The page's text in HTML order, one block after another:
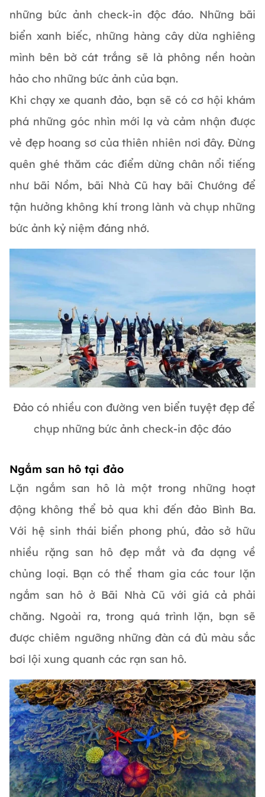
những bức ảnh check-in độc đáo. Những bãi
biển xanh biếc, những hàng cây dừa nghiêng
mình bên bờ cát trắng sẽ là phông nền hoàn
hảo cho những bức ảnh của bạn.
Khi chạy xe quanh đảo, bạn sẽ có cơ hội khám
phá những góc nhìn mới lạ và cảm nhận được
vẻ đẹp hoang sơ của thiên nhiên nơi đây. Đừng
quên ghé thăm các điểm dừng chân nổi tiếng
như bãi Nồm, bãi Nhà Cũ hay bãi Chướng để
tận hưởng không khí trong lành và chụp những
bức ảnh kỷ niệm đáng nhớ.
Đảo có nhiều con đường ven biển tuyệt đẹp để
chụp những bức ảnh check-in độc đáo
Ngắm san hô tại đảo
Lặn ngắm san hô là một trong những hoạt
động không thể bỏ qua khi đến đảo Bình Ba.
Với hệ sinh thái biển phong phú, đảo sở hữu
nhiều rặng san hô đẹp mắt và đa dạng về
chủng loại. Bạn có thể tham gia các tour lặn
ngắm san hô ở Bãi Nhà Cũ với giá cả phải
chăng. Ngoài ra, trong quá trình lặn, bạn sẽ
được chiêm ngưỡng những đàn cá đủ màu sắc
bơi lội xung quanh các rạn san hô.